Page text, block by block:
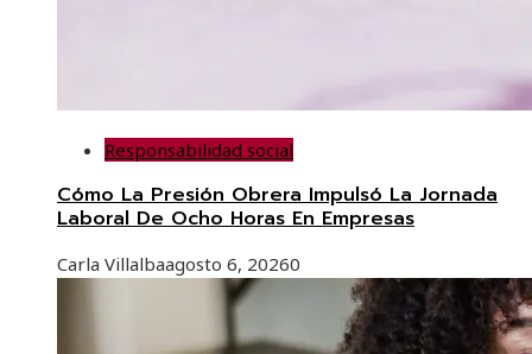
Responsabilidad social
Cómo La Presión Obrera Impulsó La Jornada
Laboral De Ocho Horas En Empresas
Carla Villalbaagosto 6, 20260